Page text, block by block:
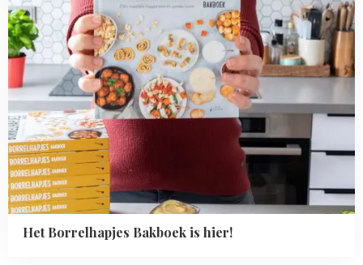
Het Borrelhapjes Bakboek is hier!